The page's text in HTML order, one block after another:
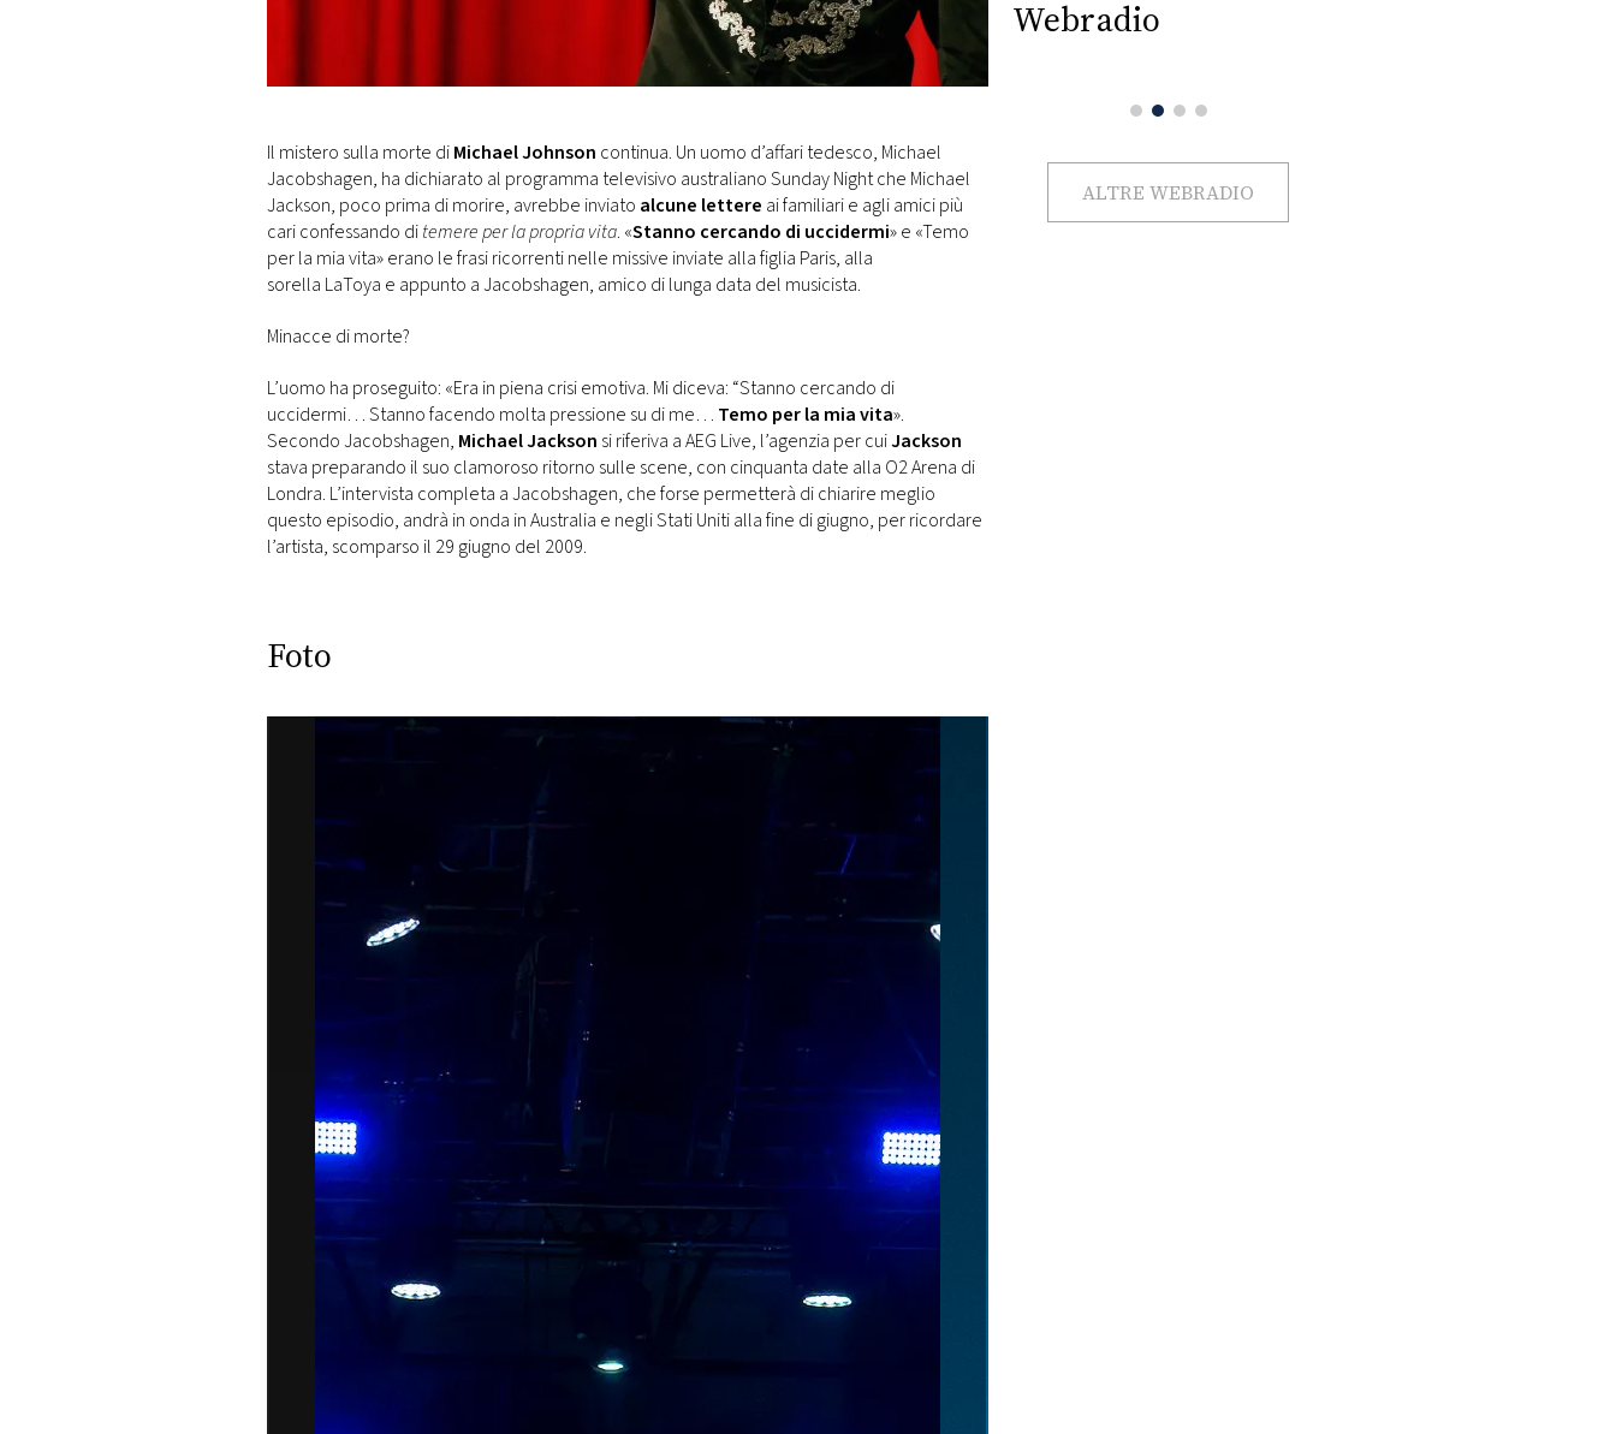
Il mistero sulla morte diMichael Johnson continua. Un uomo d’affari tedesco, Michael
Jacobshagen, ha dichiarato al programma televisivo australiano Sunday Night che Michael
Jackson, poco prima di morire, avrebbe inviato alcune lettere ai familiari e agli amici più
cari confessando ditemere per la propria vita. «Stanno cercando di uccidermi» e «Temo
per la mia vita» erano le frasi ricorrenti nelle missive inviate alla figlia Paris, alla
sorella LaToya e appunto a Jacobshagen, amico di lunga data del musicista.
Minacce di morte?
L’uomo ha proseguito: «Era in piena crisi emotiva. Mi diceva: “Stanno cercando di
uccidermi… Stanno facendo molta pressione su di me… Temo per la mia vita».
Secondo Jacobshagen, Michael Jackson si riferiva a AEG Live, l’agenzia per cuiJackson
stava preparando il suo clamoroso ritorno sulle scene, con cinquanta date alla O2 Arena di
Londra. L’intervista completa a Jacobshagen, che forse permetterà di chiarire meglio
questo episodio, andrà in onda in Australia e negli Stati Uniti alla fine di giugno, per ricordare
l’artista, scomparso il 29 giugno del 2009.
Foto
Webradio
ALTRE WEBRADIO